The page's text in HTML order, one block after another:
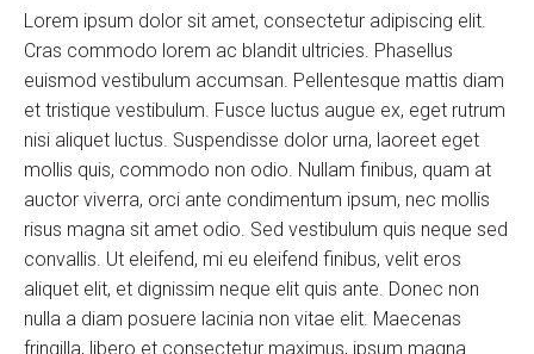
Lorem ipsum dolor sit amet, consectetur adipiscing elit.
Cras commodo lorem ac blandit ultricies. Phasellus
euismod vestibulum accumsan. Pellentesque mattis diam
et tristique vestibulum. Fusce luctus augue ex, eget rutrum
nisi aliquet luctus. Suspendisse dolor urna, laoreet eget
mollis quis, commodo non odio. Nullam finibus, quam at
auctor viverra, orci ante condimentum ipsum, nec mollis
risus magna sit amet odio. Sed vestibulum quis neque sed
convallis. Ut eleifend, mi eu eleifend finibus, velit eros
aliquet elit, et dignissim neque elit quis ante. Donec non
nulla a diam posuere lacinia non vitae elit. Maecenas
fringilla, libero et consectetur maximus, ipsum magna